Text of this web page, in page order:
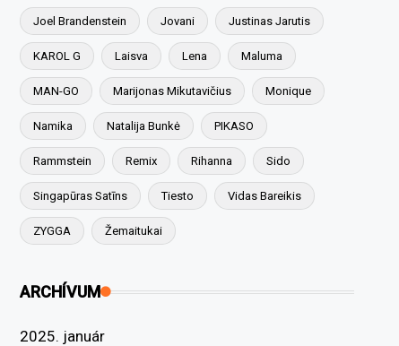
Joel Brandenstein Jovani Justinas Jarutis
KAROL G Laisva Lena Maluma
MAN-GO Marijonas Mikutavičius Monique
Namika Natalija Bunkė PIKASO
Rammstein Remix Rihanna Sido
Singapūras Satīns Tiesto Vidas Bareikis
ZYGGA Žemaitukai
ARCHÍVUM
2025. január